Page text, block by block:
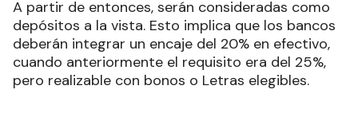
A partir de entonces, serán consideradas como
depósitos a la vista. Esto implica que los bancos
deberán integrar un encaje del 20% en efectivo,
cuando anteriormente el requisito era del 25%,
pero realizable con bonos o Letras elegibles.